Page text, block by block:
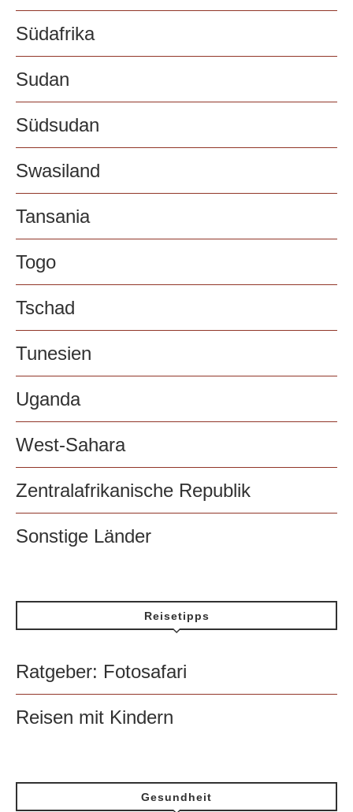
Südafrika
Sudan
Südsudan
Swasiland
Tansania
Togo
Tschad
Tunesien
Uganda
West-Sahara
Zentralafrikanische Republik
Sonstige Länder
Reisetipps
Ratgeber: Fotosafari
Reisen mit Kindern
Gesundheit